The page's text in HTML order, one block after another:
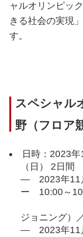
ャルオリンピッ
きる社会の実現
す。
スペシャル
野（フロア
日時：2023
（日） 2日間
― 2023年11
ー 10:00～
競技
ジョニング）
― 2023年11